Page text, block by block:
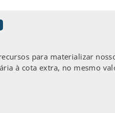
para materializar
à cota extra, no mesmo